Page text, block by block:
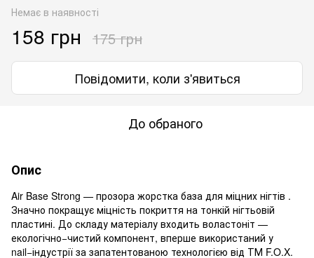
Немає в наявності
158 грн 175 грн
Повідомити, коли з'явиться
До обраного
Опис
Air Base Strong — прозора жорстка база для міцних нігтів .
Значно покращує міцність покриття на тонкій нігтьовій
пластині. До складу матеріалу входить воластоніт —
екологічно−чистий компонент, вперше використаний у
nail−індустрії за запатентованою технологією від ТМ F.O.X.